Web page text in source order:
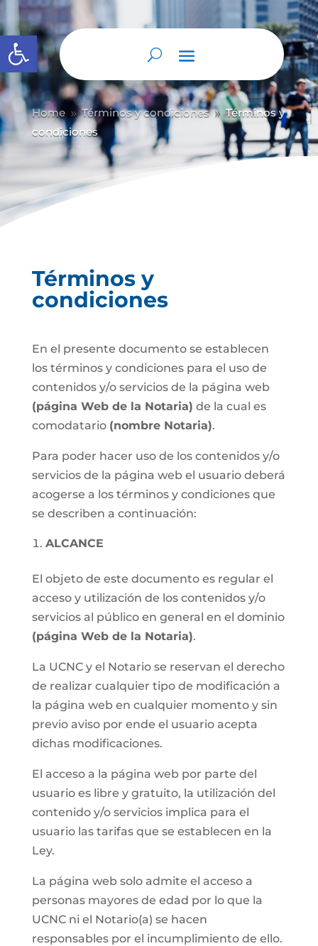
Abrir barra de herramientas
Home 9 Términos y condiciones 9 Términos y
condiciones
Términos y
condiciones
En el presente documento se establecen
los términos y condiciones para el uso de
contenidos y/o servicios de la página web
(página Web de la Notaria) de la cual es
comodatario (nombre Notaria).
Para poder hacer uso de los contenidos y/o
servicios de la página web el usuario deberá
acogerse a los términos y condiciones que
se describen a continuación:
ALCANCE
El objeto de este documento es regular el
acceso y utilización de los contenidos y/o
servicios al público en general en el dominio
(página Web de la Notaria).
La UCNC y el Notario se reservan el derecho
de realizar cualquier tipo de modificación a
la página web en cualquier momento y sin
previo aviso por ende el usuario acepta
dichas modificaciones.
El acceso a la página web por parte del
usuario es libre y gratuito, la utilización del
contenido y/o servicios implica para el
usuario las tarifas que se establecen en la
Ley.
La página web solo admite el acceso a
personas mayores de edad por lo que la
UCNC ni el Notario(a) se hacen
responsables por el incumplimiento de ello.